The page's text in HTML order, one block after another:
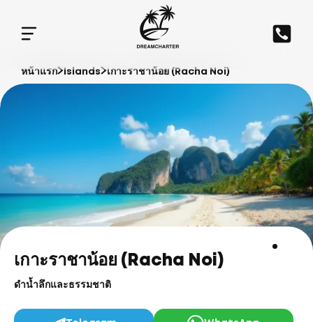
หน้าแรก Islands เกาะราชาน้อย (Racha Noi)
เกาะราชาน้อย (Racha Noi)
ดำน้ำลึกและธรรมชาติ